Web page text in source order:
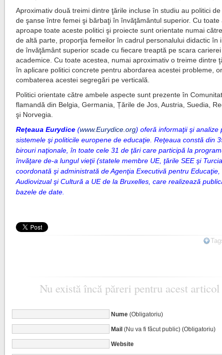
Aproximativ două treimi dintre ţările incluse în studiu au politici
de şanse între femei şi bărbaţi în învăţământul superior. Cu toate
aproape toate aceste politici şi proiecte sunt orientate numai
de altă parte, proporţia femeilor în cadrul personalului didactic în
de învăţământ superior scade cu fiecare treaptă pe scara carierei
academice. Cu toate acestea, numai aproximativ o treime dintre
în aplicare politici concrete pentru abordarea acestei probleme,
combaterea acestei segregări pe verticală.
Politici orientate către ambele aspecte sunt prezente în
flamandă din Belgia, Germania, Țările de Jos, Austria, Suedia,
şi Norvegia.
Reţeaua Eurydice (www.Eurydice.org) oferă informaţii şi analize
sistemele şi politicile europene de educaţie. Reţeaua constă din
birouri naţionale, în toate cele 31 de ţări care participă la
învăţare de-a lungul vieţii (statele membre UE, ţările SEE şi
coordonată şi administrată de Agenţia Executivă pentru Educaţie,
Audiovizual şi Cultură a UE de la Bruxelles, care realizează
bazele de date.
Nu există încă păreri pentru acest articol
Nume(Obligatoriu)
Mail(Nu va fi făcut public) (Obligatoriu)
Website